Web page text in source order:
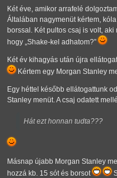
Két éve, amikor arrafelé
Általában nagymenüt kértem,
borssal. Két pultos csaj is volt,
hogy Shake-kel adhatom?
Két év kihagyás után újra
Kértem egy Morgan Stanley
Egy héttel később ellátogattunk
Stanley menüt. A csaj odatett
Hát ezt honnan tudta???
Másnap újabb Morgan Stanley
hozzá kb. 15 sót és borsot